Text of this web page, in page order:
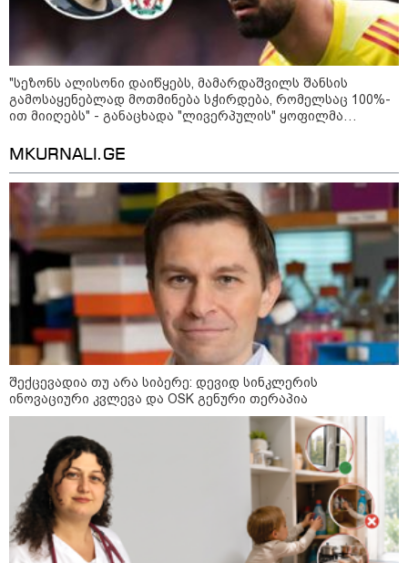
თბილისის მერია ინფორმაციას
ავრცელებს
21:30 / 07-08-2026
თბილისში, ლოზუნგით
მიმდინარეობს
20:58 / 07-08-2026
"იპოვონ ერთი გოგონა, ვისაც
გიგა სექსუალურად ავიწროებდა
- თუ გამოჩნდება ასეთი
გოგონა, 10 000 ლარს
ოფიციალურად, სახალხოდ
გადავცემ" - გიგა ავალიანის
დედა განცხადებას ავრცელებს
18:21 / 07-08-2026
"ვიდეოს ნახვა ჩემთვის იყო
სიკვდილი - ისეთი ხმა აქვს,
თითქოს ეხვეწება, ცუდად არის"
- 12 წლის წინ გაუჩინარებული
ბიჭის დედა გავრცელებულ
ვიდეოზე პირველ კომენტარს
კატეგორიის ყველა სიახლე
"სეზონს ალისონი დაიწყებს, მამარდაშვილს შანსის
გამოსაყენებლად მოთმინება სჭირდება, რომელსაც 100%-
ით მიიღებს" - განაცხადა "ლივერპულის" ყოფილმა
MKURNALI.GE
შექცევადია თუ არა სიბერე: დევიდ სინკლერის
ინოვაციური კვლევა და OSK გენური თერაპია